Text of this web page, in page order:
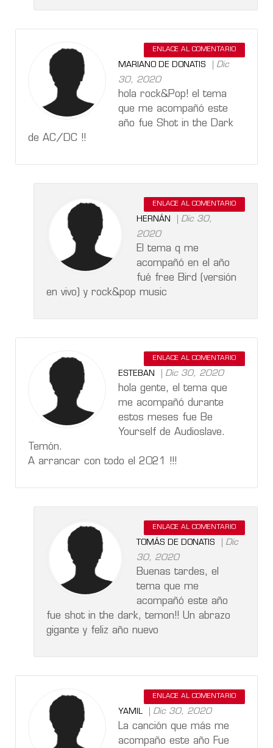
ENLACE AL COMENTARIO
MARIANO DE DONATIS
Dic
30, 2020
hola rock&Pop! el tema
que me acompañó este
año fue Shot in the Dark
de AC/DC !!
ENLACE AL COMENTARIO
HERNÁN
Dic 30,
2020
El tema q me
acompañó en el año
fué free Bird (versión
en vivo) y rock&pop music
ENLACE AL COMENTARIO
ESTEBAN Dic 30, 2020
hola gente, el tema que
me acompañó durante
estos meses fue Be
Yourself de Audioslave.
Temón.
A arrancar con todo el 2021 !!!
ENLACE AL COMENTARIO
TOMÁS DE DONATIS
Dic
30, 2020
Buenas tardes, el
tema que me
acompañó este año
fue shot in the dark, temon!! Un abrazo
gigante y feliz año nuevo
ENLACE AL COMENTARIO
YAMIL Dic 30, 2020
La canción que más me
acompaño este año Fue